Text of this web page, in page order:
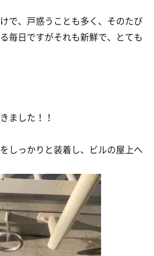
で、戸惑うことも多く、そのたび
毎日ですがそれも新鮮で、とても
ました！！
しっかりと装着し、ビルの屋上へ